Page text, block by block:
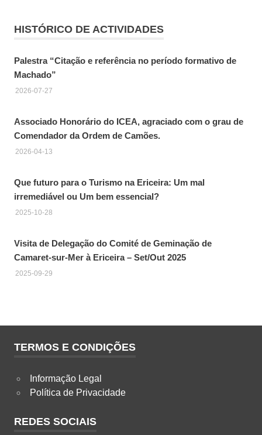
HISTÓRICO DE ACTIVIDADES
Palestra “Citação e referência no período formativo de
Machado”
2026-07-27
Associado Honorário do ICEA, agraciado com o grau de
Comendador da Ordem de Camões.
2026-04-13
Que futuro para o Turismo na Ericeira: Um mal
irremediável ou Um bem essencial?
2025-10-28
Visita de Delegação do Comité de Geminação de
Camaret-sur-Mer à Ericeira – Set/Out 2025
2025-09-29
TERMOS E CONDIÇÕES
Informação Legal
Política de Privacidade
REDES SOCIAIS